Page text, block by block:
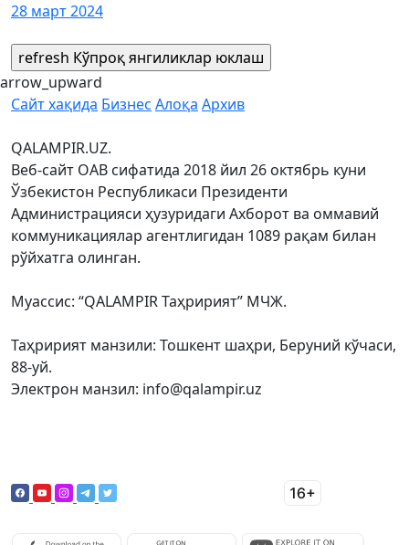
28 март 2024
refresh Кўпроқ янгиликлар юклаш
arrow_upward
Сайт хақида Бизнес Алоқа Архив
QALAMPIR.UZ.
Веб-сайт ОАВ сифатида 2018 йил 26 октябрь куни
Ўзбекистон Республикаси Президенти
Администрацияси ҳузуридаги Ахборот ва оммавий
коммуникациялар агентлигидан 1089 рақам билан
рўйхатга олинган.
Муассис: “QALAMPIR Таҳририят” МЧЖ.
Таҳририят манзили: Тошкент шаҳри, Беруний кўчаси,
88-уй.
Электрон манзил: info@qalampir.uz